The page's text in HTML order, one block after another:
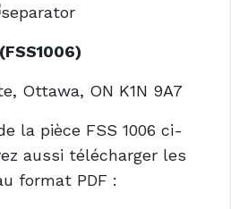
Ottawa, ON K1N 9A7
la pièce FSS 1006 ci-
aussi télécharger les
format PDF :